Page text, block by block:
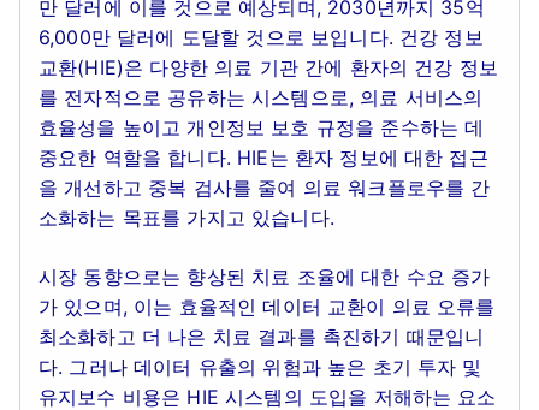
만 달러에 이를 것으로 예상되며, 2030년까지 35억
6,000만 달러에 도달할 것으로 보입니다. 건강 정보
교환(HIE)은 다양한 의료 기관 간에 환자의 건강 정보
를 전자적으로 공유하는 시스템으로, 의료 서비스의
효율성을 높이고 개인정보 보호 규정을 준수하는 데
중요한 역할을 합니다. HIE는 환자 정보에 대한 접근
을 개선하고 중복 검사를 줄여 의료 워크플로우를 간
소화하는 목표를 가지고 있습니다.
시장 동향으로는 향상된 치료 조율에 대한 수요 증가
가 있으며, 이는 효율적인 데이터 교환이 의료 오류를
최소화하고 더 나은 치료 결과를 촉진하기 때문입니
다. 그러나 데이터 유출의 위험과 높은 초기 투자 및
유지보수 비용은 HIE 시스템의 도입을 저해하는 요소